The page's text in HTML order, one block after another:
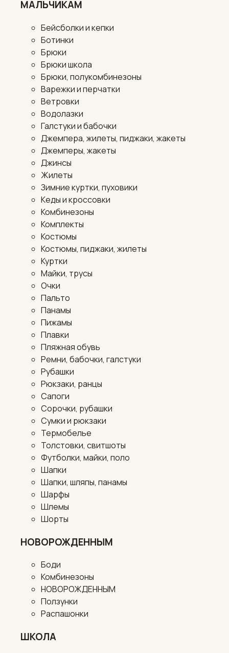
МАЛЬЧИКАМ
Бейсболки и кепки
Ботинки
Брюки
Брюки школа
Брюки, полукомбинезоны
Варежки и перчатки
Ветровки
Водолазки
Галстуки и бабочки
Джемпера, жилеты, пиджаки, жакеты
Джемперы, жакеты
Джинсы
Жилеты
Зимние куртки, пуховики
Кеды и кроссовки
Комбинезоны
Комплекты
Костюмы
Костюмы, пиджаки, жилеты
Куртки
Майки, трусы
Очки
Пальто
Панамы
Пижамы
Плавки
Пляжная обувь
Ремни, бабочки, галстуки
Рубашки
Рюкзаки, ранцы
Сапоги
Сорочки, рубашки
Сумки и рюкзаки
Термобелье
Толстовки, свитшоты
Футболки, майки, поло
Шапки
Шапки, шляпы, панамы
Шарфы
Шлемы
Шорты
НОВОРОЖДЕННЫМ
Боди
Комбинезоны
НОВОРОЖДЕННЫМ
Ползунки
Распашонки
ШКОЛА